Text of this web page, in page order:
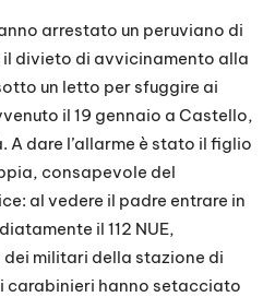
arrestato un peruviano di
divieto di avvicinamento alla
un letto per sfuggire ai
il 19 gennaio a Castello,
dare l’allarme è stato il figlio
consapevole del
al vedere il padre entrare in
il 112 NUE,
militari della stazione di
carabinieri hanno setacciato